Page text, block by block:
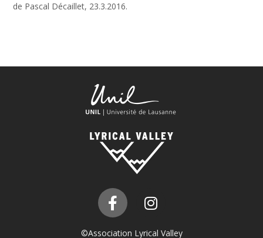
de Pascal Décaillet, 23.3.2016.
©Association Lyrical Valley